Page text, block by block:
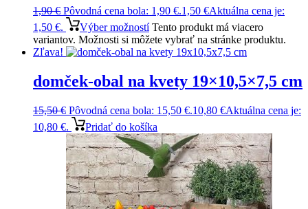
1,90€ Pôvodná cena bola: 1,90 €.1,50 €Aktuálna cena je:
1,50 €.
Výber možností Tento produkt má viacero
variantov. Možnosti si môžete vybrať na stránke produktu.
Zľava!
domček-obal na kvety 19×10,5×7,5 cm
15,50€ Pôvodná cena bola: 15,50 €.10,80 €Aktuálna cena je:
10,80 €.
Pridať do košíka